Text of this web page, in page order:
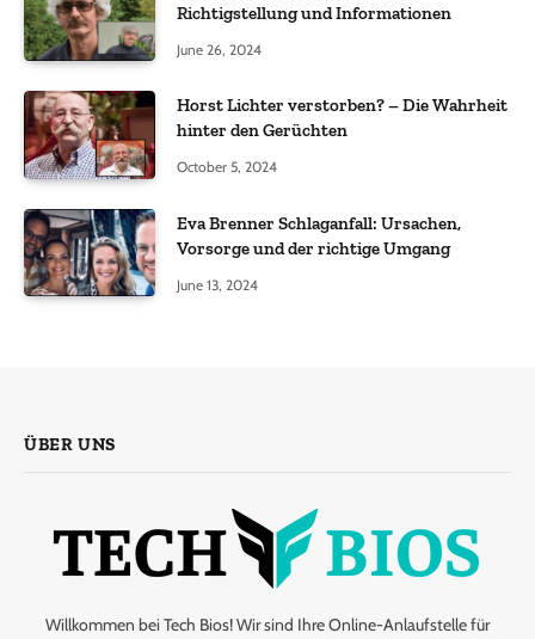
Richtigstellung und Informationen
June 26, 2024
Horst Lichter verstorben? – Die Wahrheit
hinter den Gerüchten
October 5, 2024
Eva Brenner Schlaganfall: Ursachen,
Vorsorge und der richtige Umgang
June 13, 2024
ÜBER UNS
Willkommen bei Tech Bios! Wir sind Ihre Online-Anlaufstelle für